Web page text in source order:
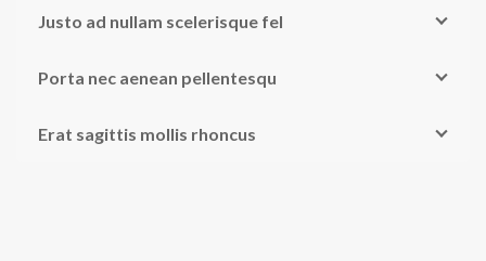
Justo ad nullam scelerisque fel
Porta nec aenean pellentesqu
Erat sagittis mollis rhoncus